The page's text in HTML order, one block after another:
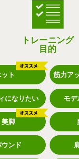
トレーニング
目的
ト 筋力ア
になりたい モデ
美脚
ンド